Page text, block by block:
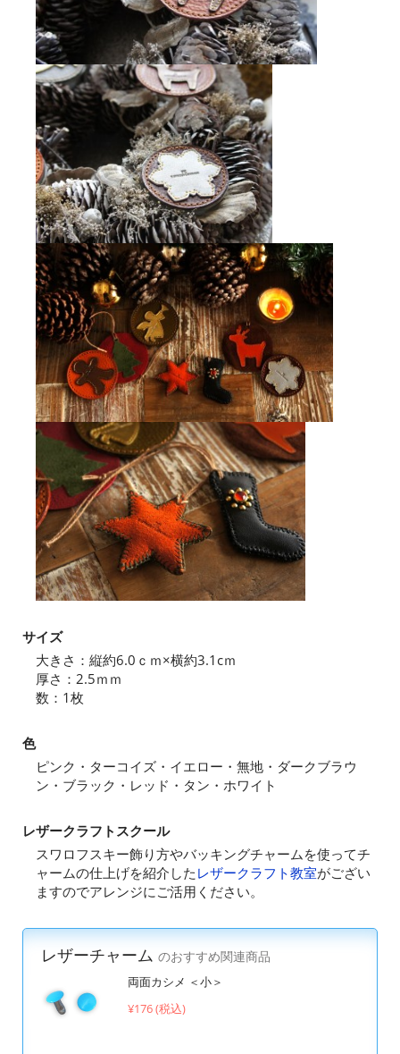
サイズ
大きさ：縦約6.0ｃｍ×横約3.1cｍ
厚さ：2.5ｍｍ
数：1枚
色
ピンク・ターコイズ・イエロー・無地・ダークブラウ
ン・ブラック・レッド・タン・ホワイト
レザークラフトスクール
スワロフスキー飾り方やバッキングチャームを使ってチ
ャームの仕上げを紹介した レザークラフト教室がござい
ますのでアレンジにご活用ください。
レザーチャーム のおすすめ関連商品
両面カシメ ＜小＞
¥176 (税込)